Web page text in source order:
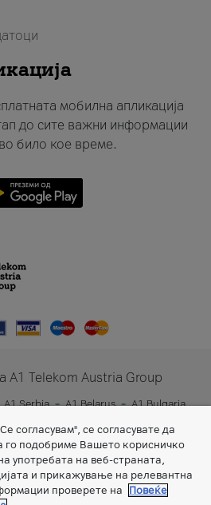
мобилна апликација
до сите важни информации
било кое време.
A1 Telekom Austria Group
A1 Serbia A1 Belarus
A1 Bulgaria
согласувам", се согласувате да
го подобриме Вашето корисничко
употребата на веб-страната,
и прикажување на релевантна
проверете на
Повеќе